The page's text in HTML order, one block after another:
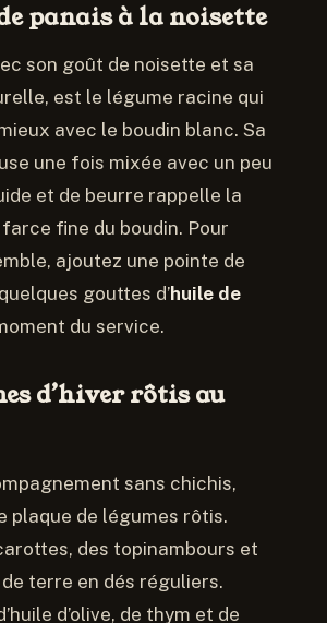
panais à la noisette
son goût de noisette et sa
est le légume racine qui
avec le boudin blanc. Sa
une fois mixée avec un peu
et de beurre rappelle la
fine du boudin. Pour
ajoutez une pointe de
gouttes d’huile de
du service.
d’hiver rôtis au
sans chichis,
plaque de légumes rôtis.
des topinambours et
terre en dés réguliers.
d’olive, de thym et de